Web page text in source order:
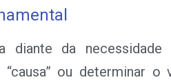
diante da
“causa” ou determinar